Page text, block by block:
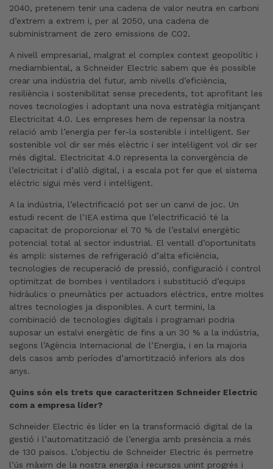
2040, pretenem tenir una cadena de valor neutra en carboni
d’extrem a extrem i, per al 2050, una cadena de
subministrament de zero emissions de CO2.
A nivell empresarial, malgrat el complex context geopolític i
mediambiental, a Schneider Electric sabem que és possible
crear una indústria del futur, amb nivells d’eficiència,
resiliència i sostenibilitat sense precedents, tot aprofitant les
noves tecnologies i adoptant una nova estratègia mitjançant
Electricitat 4.0. Les empreses hem de repensar la nostra
relació amb l’energia per fer-la sostenible i intel·ligent. Ser
sostenible vol dir ser més elèctric i ser intel·ligent vol dir ser
més digital. Electricitat 4.0 representa la convergència de
l’electricitat i d’allò digital, i a escala pot fer que el sistema
elèctric sigui més verd i intel·ligent.
A la indústria, l’electrificació pot ser un canvi de joc. Un
estudi recent de l’IEA estima que l’electrificació té la
capacitat de proporcionar el 70 % de l’estalvi energètic
potencial total al sector industrial. El ventall d’oportunitats
és ampli: sistemes de refrigeració d’alta eficiència,
tecnologies de recuperació de pressió, configuració i control
optimitzat de bombes i ventiladors i substitució d’equips
hidràulics o pneumàtics per actuadors elèctrics, entre moltes
altres tecnologies ja disponibles. A curt termini, la
combinació de tecnologies digitals i programari podria
suposar un estalvi energètic de fins a un 30 % a la indústria,
segons l’Agència Internacional de l’Energia, i en la majoria
dels casos amb períodes d’amortització inferiors als dos
anys.
Quins són els trets que caracteritzen Schneider Electric
com a empresa líder?
Schneider Electric és líder en la transformació digital de la
gestió i l’automatització de l’energia amb presència a més
de 130 països. L’objectiu de Schneider Electric és permetre
l’ús màxim de la nostra energia i recursos unint progrés i